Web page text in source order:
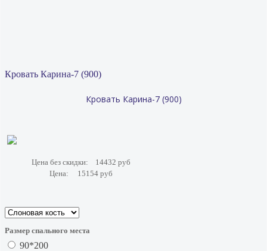
Кровать Карина-7 (900)
Кровать Карина-7 (900)
Цена без скидки:
14432 руб
Цена:
15154 руб
Размер спального места
90*200